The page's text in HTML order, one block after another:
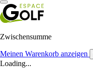
Zwischensumme
Meinen Warenkorb anzeigen
Loading...